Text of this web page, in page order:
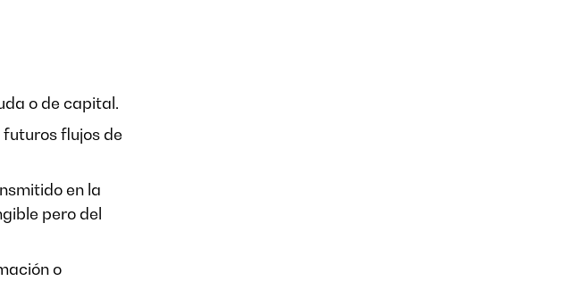
o de capital.
futuros flujos de
en la
pero del
o